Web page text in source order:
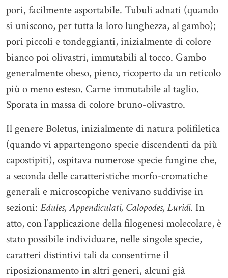
pori, facilmente asportabile. Tubuli adnati (quando
si uniscono, per tutta la loro lunghezza, al gambo);
pori piccoli e tondeggianti, inizialmente di colore
bianco poi olivastri, immutabili al tocco. Gambo
generalmente obeso, pieno, ricoperto da un reticolo
più o meno esteso. Carne immutabile al taglio.
Sporata in massa di colore bruno-olivastro.
Il genere Boletus, inizialmente di natura polifiletica
(quando vi appartengono specie discendenti da più
capostipiti), ospitava numerose specie fungine che,
a seconda delle caratteristiche morfo-cromatiche
generali e microscopiche venivano suddivise in
sezioni: Edules, Appendiculati, Calopodes, Luridi. In
atto, con l’applicazione della filogenesi molecolare, è
stato possibile individuare, nelle singole specie,
caratteri distintivi tali da consentirne il
riposizionamento in altri generi, alcuni già